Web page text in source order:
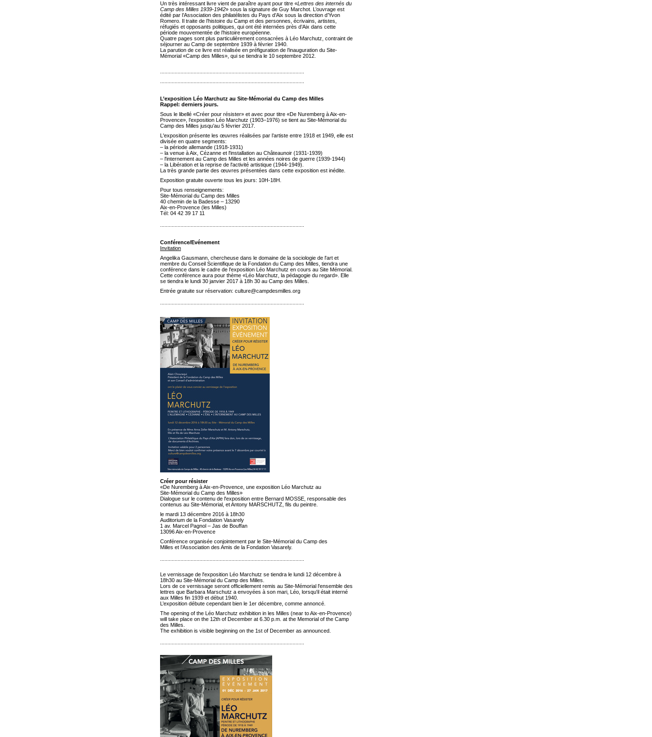
Un très intéressant livre vient de paraître ayant pour titre «Lettres des internés du
Camp des Milles 1939-1942» sous la signature de Guy Marchot. L’ouvrage est
édité par l’Association des philatélistes du Pays d’Aix sous la direction d’Yvon
Romero. Il traite de l’histoire du Camp et des personnes, écrivains, artistes,
réfugiés et opposants politiques, qui ont été internées près d’Aix dans cette
période mouvementée de l’histoire européenne.
Quatre pages sont plus particulièrement consacrées à Léo Marchutz, contraint de
séjourner au Camp de septembre 1939 à février 1940.
La parution de ce livre est réalisée en préfiguration de l’inauguration du Site-
Mémorial «Camp des Milles», qui se tiendra le 10 septembre 2012.
L’exposition Léo Marchutz au Site-Mémorial du Camp des Milles
Rappel: derniers jours.
Sous le libellé «Créer pour résister» et avec pour titre «De Nuremberg à Aix-en-
Provence», l’exposition Léo Marchutz (1903–1976) se tient au Site-Mémorial du
Camp des Milles jusqu’au 5 février 2017.
L'exposition présente les œuvres réalisées par l’artiste entre 1918 et 1949, elle est
divisée en quatre segments:
– la période allemande (1918-1931)
– la venue à Aix, Cézanne et l'installation au Châteaunoir (1931-1939)
– l'internement au Camp des Milles et les années noires de guerre (1939-1944)
– la Libération et la reprise de l'activité artistique (1944-1949).
La très grande partie des œuvres présentées dans cette exposition est inédite.
Exposition gratuite ouverte tous les jours: 10H-18H.
Pour tous renseignements:
Site-Mémorial du Camp des Milles
40 chemin de la Badesse – 13290
Aix-en-Provence (les Milles)
Tél: 04 42 39 17 11
Conférence/Evénement
Invitation
Angelika Gausmann, chercheuse dans le domaine de la sociologie de l'art et
membre du Conseil Scientifique de la Fondation du Camp des Milles, tiendra une
conférence dans le cadre de l'exposition Léo Marchutz en cours au Site Mémorial.
Cette conférence aura pour thème «Léo Marchutz, la pédagogie du regard». Elle
se tiendra le lundi 30 janvier 2017 à 18h 30 au Camp des Milles.
Entrée gratuite sur réservation: culture@campdesmilles.org
Créer pour résister
«De Nuremberg à Aix-en-Provence, une exposition Léo Marchutz au
Site-Mémorial du Camp des Milles»
Dialogue sur le contenu de l'exposition entre Bernard MOSSE, responsable des
contenus au Site-Mémorial, et Antony MARSCHUTZ, fils du peintre.
le mardi 13 décembre 2016 à 18h30
Auditorium de la Fondation Vasarely
1 av. Marcel Pagnol – Jas de Bouffan
13096 Aix-en-Provence
Conférence organisée conjointement par le Site-Mémorial du Camp des
Milles et l’Association des Amis de la Fondation Vasarely.
Le vernissage de l'exposition Léo Marchutz se tiendra le lundi 12 décembre à
18h30 au Site-Mémorial du Camp des Milles.
Lors de ce vernissage seront officiellement remis au Site-Mémorial l'ensemble des
lettres que Barbara Marschutz a envoyées à son mari, Léo, lorsqu'il était interné
aux Milles fin 1939 et début 1940.
L’exposition débute cependant bien le 1er décembre, comme annoncé.
The opening of the Léo Marchutz exhibition in les Milles (near to Aix-en-Provence)
will take place on the 12th of December at 6.30 p.m. at the Memorial of the Camp
des Milles.
The exhibition is visible beginning on the 1st of December as announced.